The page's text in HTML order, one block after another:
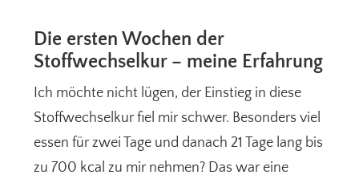
Die ersten Wochen der
Stoffwechselkur – meine Erfahrung
Ich möchte nicht lügen, der Einstieg in diese
Stoffwechselkur fiel mir schwer. Besonders viel
essen für zwei Tage und danach 21 Tage lang bis
zu 700 kcal zu mir nehmen? Das war eine